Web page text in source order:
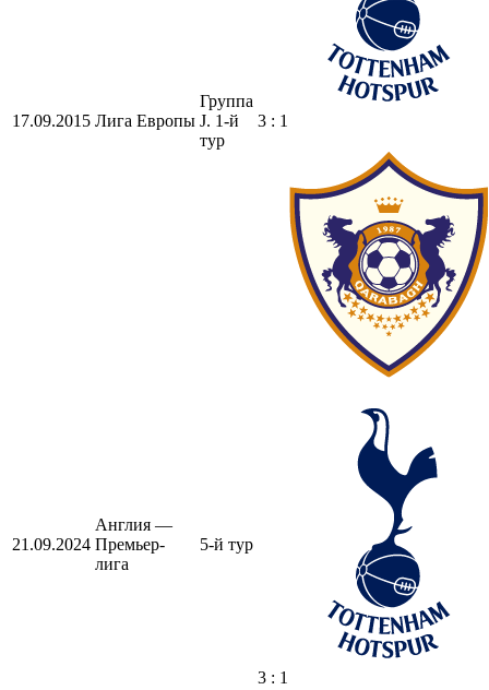
17.09.2015 Лига Европы
Группа
J. 1-й
тур
3 : 1
21.09.2024
Англия —
Премьер-
лига
5-й тур
3 : 1